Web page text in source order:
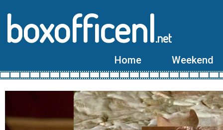
boxofficenl.net
Home Weekend